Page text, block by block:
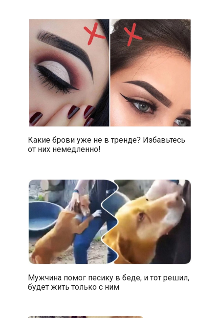
Какие брови уже не в тренде? Избавьтесь
от них немедленно!
Мужчина помог песику в беде, и тот решил,
будет жить только с ним